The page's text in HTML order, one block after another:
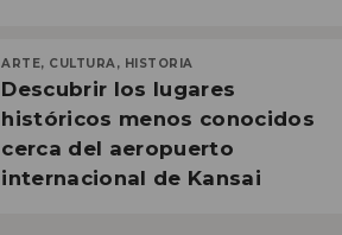
ARTE, CULTURA, HISTORIA
Descubrir los lugares
históricos menos conocidos
cerca del aeropuerto
internacional de Kansai